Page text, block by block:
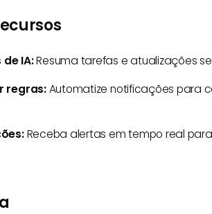
de IA:Resuma tarefas e atualizações
regras:Automatize notificações para
Receba alertas em tempo real